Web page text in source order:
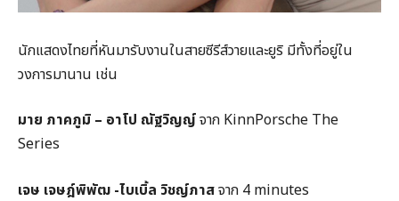
นักแสดงไทยที่หันมารับงานในสายซีรีส์วายและยูริ มีทั้งที่อยู่ใน
วงการมานาน เช่น
มาย ภาคภูมิ – อาโป ณัฐวิญญ์จาก KinnPorsche The
Series
เจษ เจษฎ์พิพัฒ -ไบเบิ้ล วิชญ์ภาสจาก 4 minutes